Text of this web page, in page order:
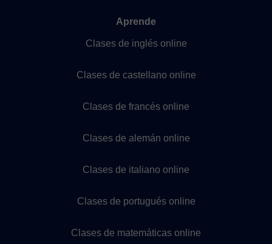
Aprende
Clases de inglés online
Clases de castellano online
Clases de francés online
Clases de alemán online
Clases de italiano online
Clases de portugués online
Clases de matemáticas online